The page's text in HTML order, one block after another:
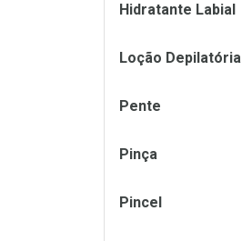
Hidratante Labial
Loção Depilatória
Pente
Pinça
Pincel